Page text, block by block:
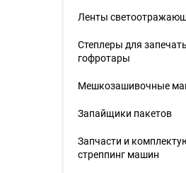
Ленты
Степлеры для
гофротары
Мешкозашивочные
Запайщики пакетов
Запчасти и
стреппинг машин